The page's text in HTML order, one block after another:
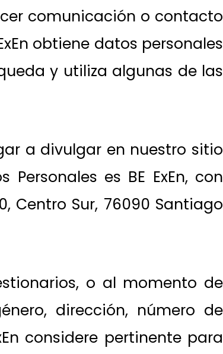
comunicación o contacto
obtiene datos personales
y utiliza algunas de las
a divulgar en nuestro sitio
es BE ExEn, con
Centro Sur, 76090 Santiago
o al momento de
dirección, número de
considere pertinente para